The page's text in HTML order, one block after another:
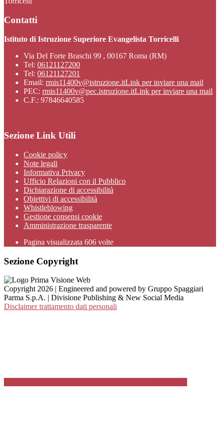
Contatti
Istituto di Istruzione Superiore Evangelista Torricelli
Via Del Forte Braschi 99 , 00167 Roma (RM)
Tel: 06121127200
Tel: 06121127201
Email: rmis11400v@istruzione.itLink per inviare una mail
PEC: rmis11400v@pec.istruzione.itLink per inviare una mail
C.F.: 97846640585
Sezione Link Utili
Cookie policy
Note legali
Informativa Privacy
Ufficio Relazioni con il Pubblico
Dichiarazione di accessibilità
Obiettivi di accessibilità
Whistleblowing
Gestione consensi cookie
Amministrazione trasparente
Pagina visualizzata 606 volte
Sezione Copyright
Copyright 2026 | Engineered and powered by Gruppo Spaggiari
Parma S.p.A. | Divisione Publishing & New Social Media
Disclaimer trattamento dati personali